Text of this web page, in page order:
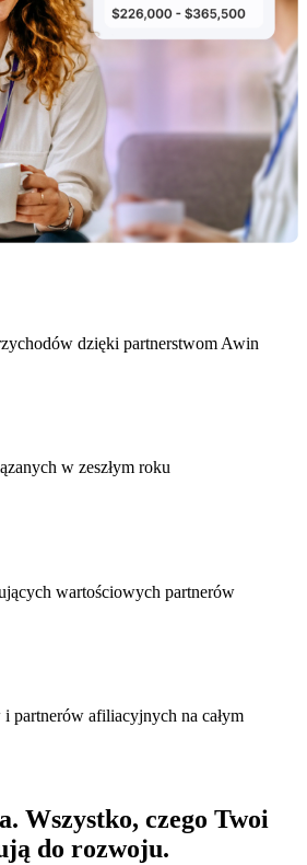
dzięki partnerstwom Awin
w zeszłym roku
wartościowych partnerów
partnerów afiliacyjnych na całym
Wszystko, czego Twoi
do rozwoju.